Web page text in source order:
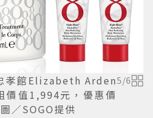
孝館Elizabeth Arden
價值1,994元，優惠價
／SOGO提供
5/6